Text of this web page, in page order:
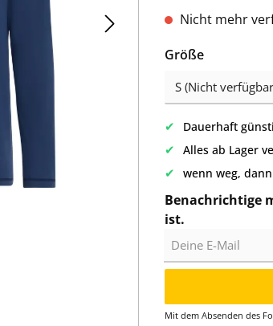
Nicht mehr
Größeauswählen
✔ Dauerhaft
✔ Alles ab Lager
✔ wenn weg,
Benachrichtige
ist.
Mit dem Absenden des